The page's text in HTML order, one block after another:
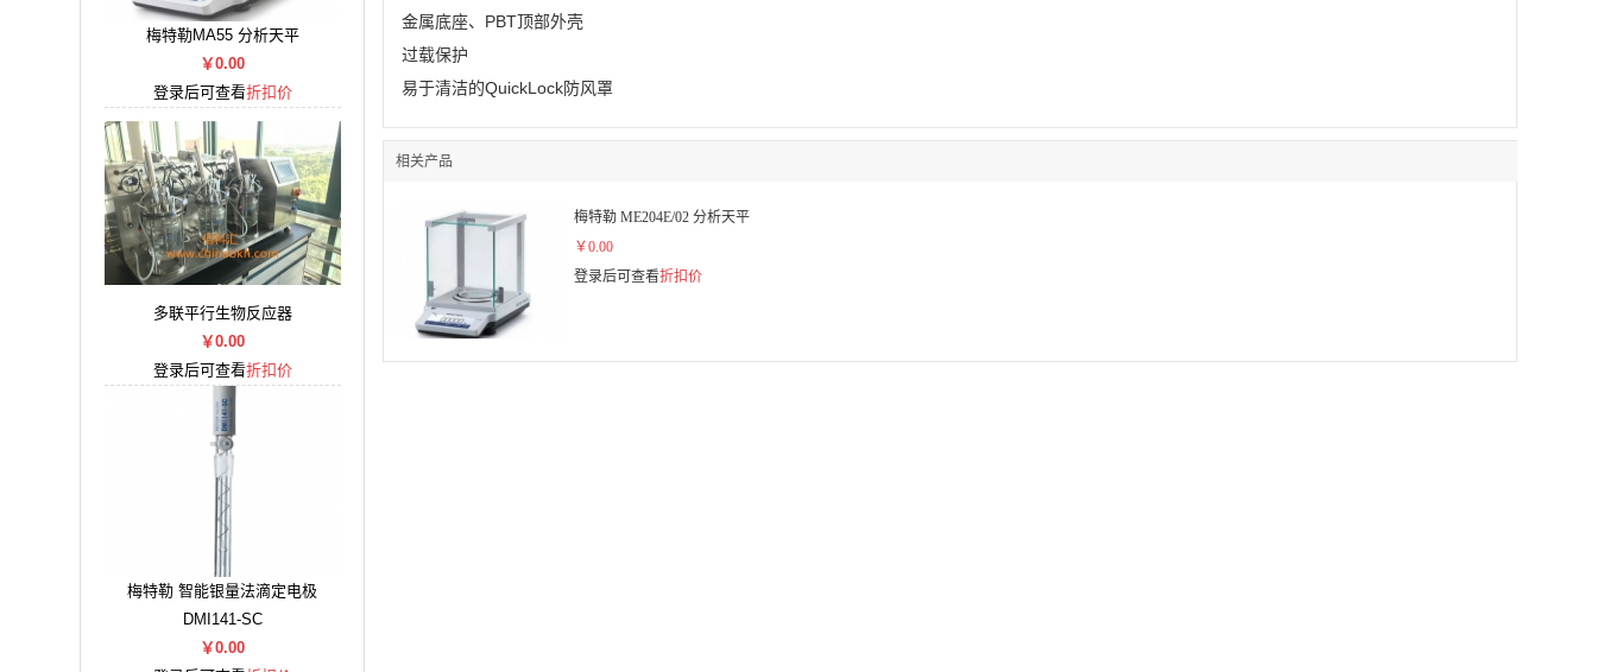
金属底座、PBT顶部外壳
过载保护
易于清洁的QuickLock防风罩
相关产品
梅特勒 ME204E/02 分析天平
￥0.00
登录后可查看折扣价
梅特勒MA55 分析天平
￥0.00
登录后可查看折扣价
多联平行生物反应器
￥0.00
登录后可查看折扣价
梅特勒 智能银量法滴定电极
DMI141-SC
￥0.00